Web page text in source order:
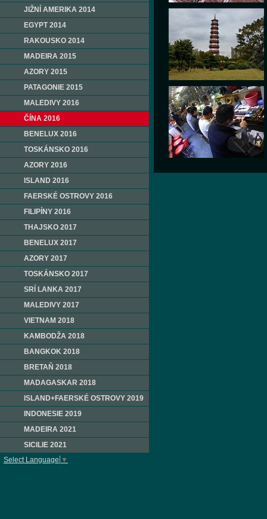
JIŽNÍ AMERIKA 2014
EGYPT 2014
RAKOUSKO 2014
MADEIRA 2015
AZORY 2015
PATAGONIE 2015
MALEDIVY 2016
ČÍNA 2016
BENELUX 2016
TOSKÁNSKO 2016
AZORY 2016
ISLAND 2016
FAERSKÉ OSTROVY 2016
FILIPÍNY 2016
THAJSKO 2017
BENELUX 2017
AZORY 2017
TOSKÁNSKO 2017
SRÍ LANKA 2017
MALEDIVY 2017
VIETNAM 2018
KAMBODŽA 2018
BANGKOK 2018
BRETAŇ 2018
MADAGASKAR 2018
ISLAND+FAERSKÉ OSTROVY 2019
INDONESIE 2019
MADEIRA 2021
SICILIE 2021
Select Language ▼